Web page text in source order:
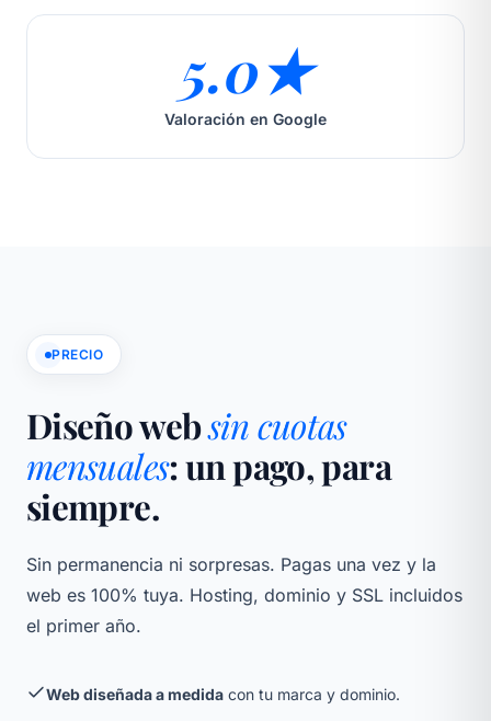
5.0★
Valoración en Google
PRECIO
Diseño websin cuotas
mensuales: un pago, para
siempre.
Sin permanencia ni sorpresas. Pagas una vez y la
web es 100% tuya. Hosting, dominio y SSL incluidos
el primer año.
Web diseñada a medida con tu marca y dominio.